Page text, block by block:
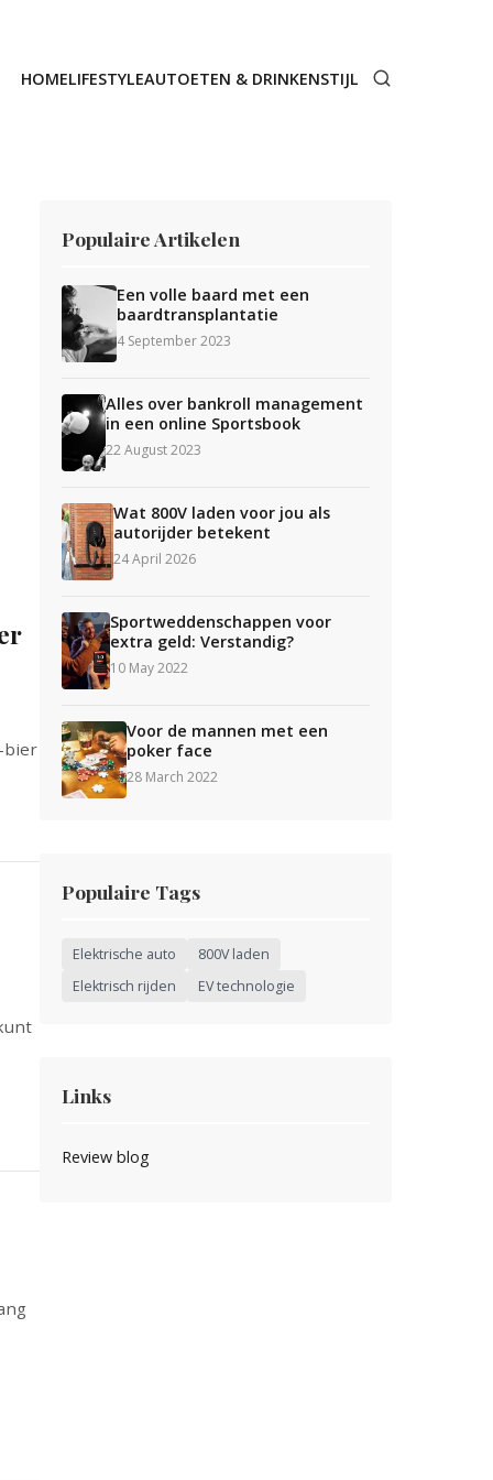
HOMELIFESTYLEAUTOETEN & DRINKENSTIJL
bier
Populaire Artikelen
Een volle baard met een
baardtransplantatie
4 September 2023
Alles over bankroll management
in een online Sportsbook
22 August 2023
Wat 800V laden voor jou als
autorijder betekent
24 April 2026
Sportweddenschappen voor
extra geld: Verstandig?
10 May 2022
Voor de mannen met een
poker face
28 March 2022
Populaire Tags
Elektrische auto
800V laden
Elektrisch rijden
EV technologie
Links
Review blog